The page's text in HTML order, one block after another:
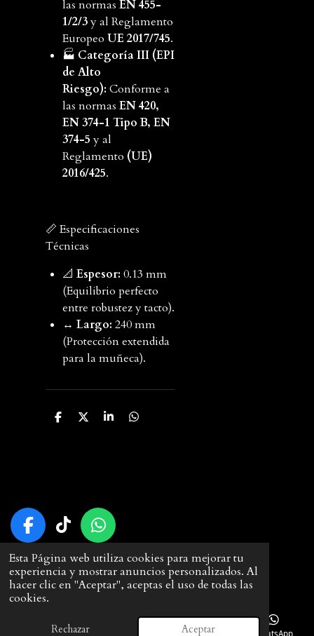
Esta Página web utiliza cookies para mejorar tu
experiencia y mostrar anuncios personalizados. Al
hacer clic en "Aceptar", aceptas el uso de todas las
cookies.
Rechazar Aceptar
las normas EN 455-
1/2/3y al Reglamento
Europeo UE 2017/745.
🏭 Categoría III (EPI
de Alto
Riesgo): Conforme a
las normas EN 420,
EN 374-1 Tipo B, EN
374-5 y al
Reglamento (UE)
2016/425.
📏 Especificaciones
Técnicas
📐 Espesor: 0.13 mm
(Equilibrio perfecto
entre robustez y tacto).
↔️ Largo: 240 mm
(Protección extendida
para la muñeca).
C
C
r
C
r
C
F
a
c
e
b
T
i
k
T
W
h
a
t
© 2025 - 2026 DIRECTO AL TALLER
Con la tecnología deWebador
Correo electrónico Instagram WhatsApp